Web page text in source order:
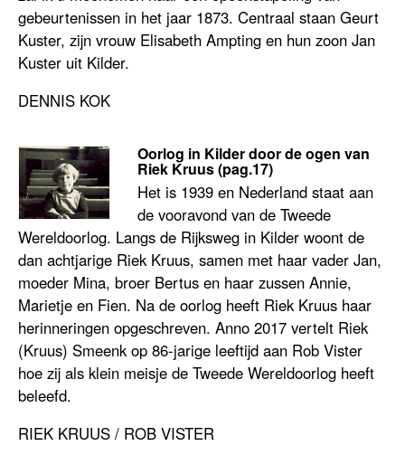
gebeurtenissen in het jaar 1873. Centraal staan Geurt
Kuster, zijn vrouw Elisabeth Ampting en hun zoon Jan
Kuster uit Kilder.
DENNIS KOK
Oorlog in Kilder door de ogen van
Riek Kruus (pag.17)
Het is 1939 en Nederland staat aan
de vooravond van de Tweede
Wereldoorlog. Langs de Rijksweg in Kilder woont de
dan achtjarige Riek Kruus, samen met haar vader Jan,
moeder Mina, broer Bertus en haar zussen Annie,
Marietje en Fien. Na de oorlog heeft Riek Kruus haar
herinneringen opgeschreven. Anno 2017 vertelt Riek
(Kruus) Smeenk op 86-jarige leeftijd aan Rob Vister
hoe zij als klein meisje de Tweede Wereldoorlog heeft
beleefd.
RIEK KRUUS / ROB VISTER